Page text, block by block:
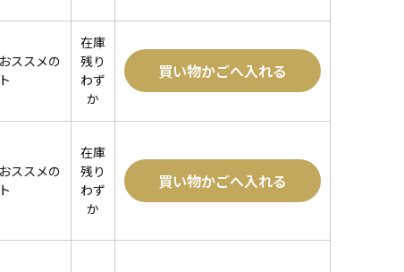
ススメの
在庫
残り
わず
か
買い物かごへ入れる
ススメの
在庫
残り
わず
か
買い物かごへ入れる